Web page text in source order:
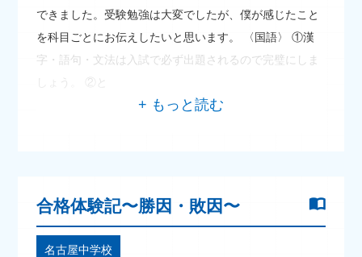
できました。受験勉強は大変でしたが、僕が感じたこと
を科目ごとにお伝えしたいと思います。 〈国語〉 ①漢
字・語句・文法は入試で必ず出題されるので完璧にしま
しょう。 ②と
合格体験記〜勝因・敗因〜
名古屋中学校